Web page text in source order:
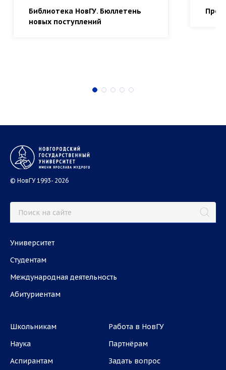
Библиотека НовГУ. Бюллетень
новых поступлений
© НовГУ 1993- 2026
Университет
Студентам
Международная деятельность
Абитуриентам
Школьникам
Наука
Аспирантам
Работа в НовГУ
Партнёрам
Задать вопрос